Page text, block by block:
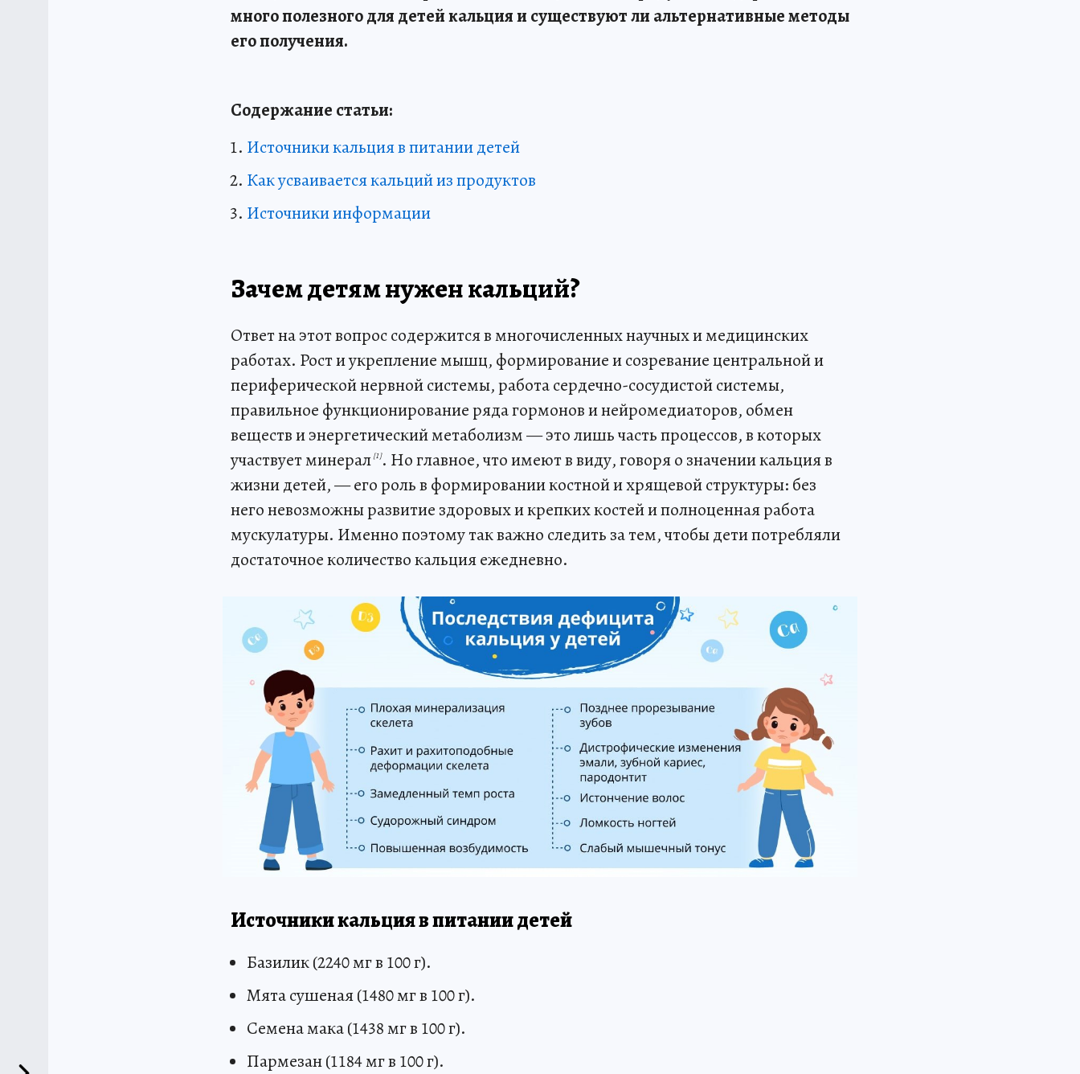
много полезного для детей кальция и существуют ли альтернативные методы
его получения.
Содержание статьи:
Источники кальция в питании детей
Как усваивается кальций из продуктов
Источники информации
Зачем детям нужен кальций?
Ответ на этот вопрос содержится в многочисленных научных и медицинских
работах. Рост и укрепление мышц, формирование и созревание центральной и
периферической нервной системы, работа сердечно-сосудистой системы,
правильное функционирование ряда гормонов и нейромедиаторов, обмен
веществ и энергетический метаболизм — это лишь часть процессов, в которых
участвует минерал [1]. Но главное, что имеют в виду, говоря о значении кальция в
жизни детей, — его роль в формировании костной и хрящевой структуры: без
него невозможны развитие здоровых и крепких костей и полноценная работа
мускулатуры. Именно поэтому так важно следить за тем, чтобы дети потребляли
достаточное количество кальция ежедневно.
Источники кальция в питании детей
Базилик (2240 мг в 100 г).
Мята сушеная (1480 мг в 100 г).
Семена мака (1438 мг в 100 г).
Пармезан (1184 мг в 100 г).